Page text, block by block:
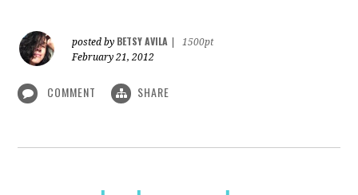
posted by BETSY AVILA
1500pt
February 21, 2012
COMMENT SHARE